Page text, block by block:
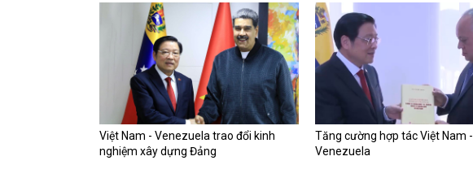
Việt Nam - Venezuela trao đổi kinh
nghiệm xây dựng Đảng
Tăng cường hợp tác Việt Nam -
Venezuela